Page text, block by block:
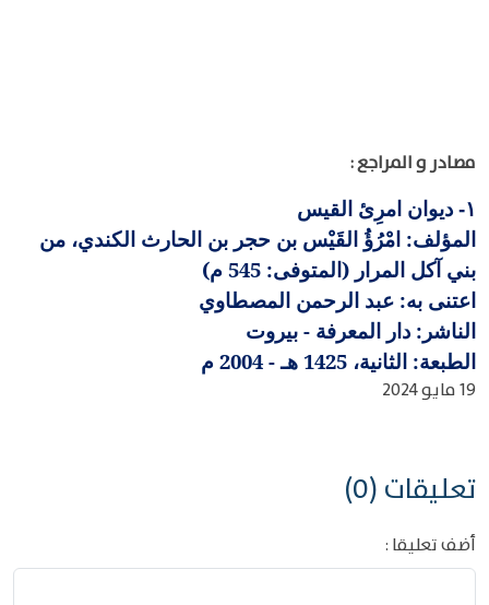
مصادر و المراجع :
١-
ديوان امرِئ القيس
المؤلف: امْرُؤُ القَيْس بن حجر بن الحارث الكندي، من
بني آكل المرار (المتوفى: 545 م)
اعتنى به: عبد الرحمن المصطاوي
الناشر: دار المعرفة - بيروت
الطبعة: الثانية، 1425 هـ - 2004 م
19 مايو 2024
تعليقات (0)
أضف تعليقا :